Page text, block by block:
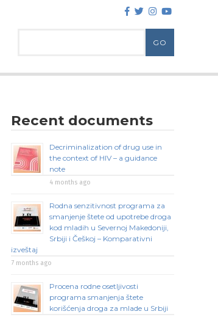
Recent documents
Decriminalization of drug use in
the context of HIV – a guidance
note
4 months ago
Rodna senzitivnost programa za
smanjenje štete od upotrebe droga
kod mladih u Severnoj Makedoniji,
Srbiji i Češkoj – Komparativni
izveštaj
7 months ago
Procena rodne osetljivosti
programa smanjenja štete
korišćenja droga za mlade u Srbiji